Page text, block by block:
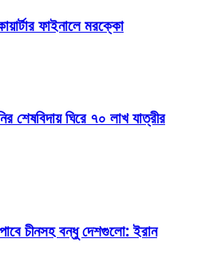
ফাইনালে মরক্কো
শেষবিদায় ঘিরে ৭০ লাখ যাত্রীর
চীনসহ বন্ধু দেশগুলো: ইরান